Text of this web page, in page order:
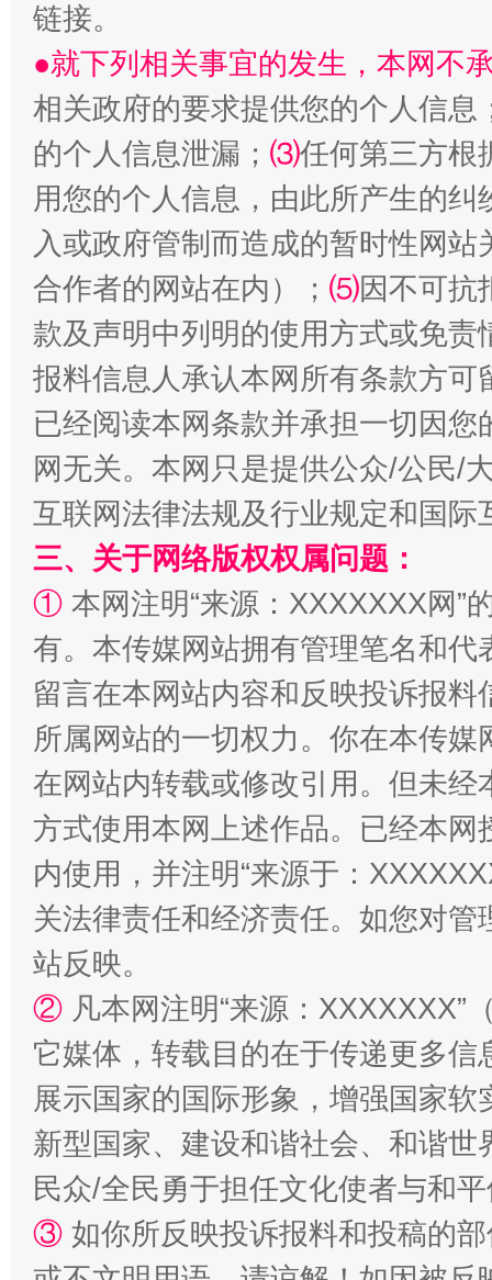
揭批美国五大"原罪" "
解纷+调解+退费，一次搞定
站台名比不上好声名
漫山遍野的桃花与雪山、麦地、白藏房 除
链接。
●就下列相关事宜的发生，本网不
相关政府的要求提供您的个人信息
的个人信息泄漏； ⑶任何第三方根
用您的个人信息，由此所产生的纠
入或政府管制而造成的暂时性网
合作者的网站在内）； ⑸因不可抗
款及声明中列明的使用方式或免责
报料信息人承认本网所有条款方
已经阅读本网条款并承担一切因
网无关。本网只是提供公众/公民/
互联网法律法规及行业规定和国
三、关于网络版权权属问题：
① 本网注明“来源：XXXXXXX网”
有。本传媒网站拥有管理笔名和
留言在本网站内容和反映投诉报
所属网站的一切权力。你在本传
在网站内转载或修改引用。但未
方式使用本网上述作品。已经本
内使用，并注明“来源于：
关法律责任和经济责任。如您对
站反映。
② 凡本网注明“来源：
它媒体，转载目的在于传递更多
展示国家的国际形象，增强国家
新型国家、建设和谐社会、和谐
民众/全民勇于担任文化使者与和
③ 如你所反映投诉报料和投稿的